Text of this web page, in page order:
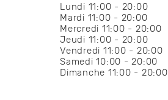
Lundi 11:00 - 20:00
Mardi 11:00 - 20:00
Mercredi 11:00 - 20:00
Jeudi 11:00 - 20:00
Vendredi 11:00 - 20:00
Samedi 10:00 - 20:00
Dimanche 11:00 - 20:00